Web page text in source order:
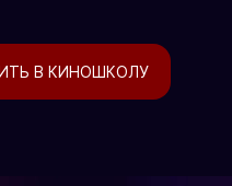
В КИНОШКОЛУ